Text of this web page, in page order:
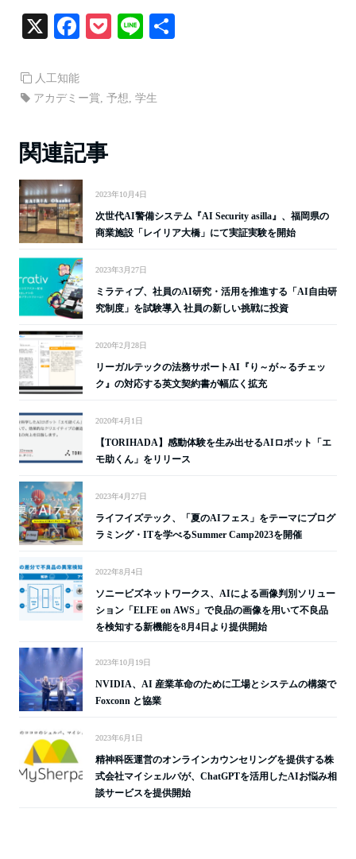
X
Fa
ok
P
t
Li
人工知能
アカデミー賞, 予想, 学生
関連記事
2023年10月4日
次世代AI警備システム『AI Security asilla』、福岡県の
商業施設「レイリア大橋」にて実証実験を開始
2023年3月27日
ミラティブ、社員のAI研究・活用を推進する「AI自由研
究制度」を試験導入 社員の新しい挑戦に投資
2020年2月28日
リーガルテックの法務サポートAI『り～が～るチェッ
ク』の対応する英文契約書が幅広く拡充
2020年4月1日
【TORIHADA】感動体験を生み出せるAIロボット「エ
モ助くん」をリリース
2023年4月27日
ライフイズテック、「夏のAIフェス」をテーマにプログ
ラミング・ITを学べるSummer Camp2023を開催
2022年8月4日
ソニービズネットワークス、AIによる画像判別ソリュー
ション「ELFE on AWS」で良品の画像を用いて不良品
を検知する新機能を8月4日より提供開始
2023年10月19日
NVIDIA、AI 産業革命のために工場とシステムの構築で
Foxconn と協業
2023年6月1日
精神科医運営のオンラインカウンセリングを提供する株
式会社マイシェルパが、ChatGPTを活用したAIお悩み相
談サービスを提供開始